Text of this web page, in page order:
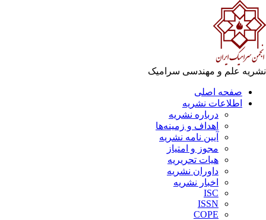
علم و مهندسی سرامیک
صفحه اصلی
اطلاعات نشریه
درباره نشریه
اهداف و زمینه‌ها
آیین نامه نشریه
مجوز و امتیاز
هیات تحریریه
داوران نشریه
اخبار نشریه
ISC
ISSN
COPE